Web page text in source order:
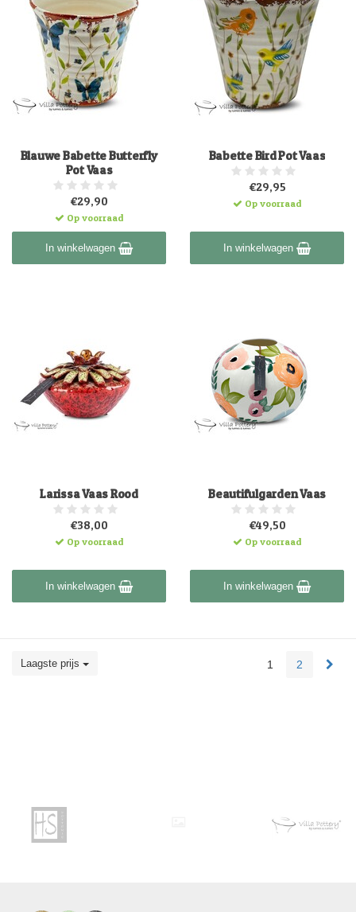
Blauwe Babette Butterfly
Pot Vaas
€29,90
Op voorraad
In winkelwagen
Babette Bird Pot Vaas
€29,95
Op voorraad
In winkelwagen
Larissa Vaas Rood
€38,00
Op voorraad
In winkelwagen
Beautifulgarden Vaas
€49,50
Op voorraad
In winkelwagen
Laagste prijs 1 2